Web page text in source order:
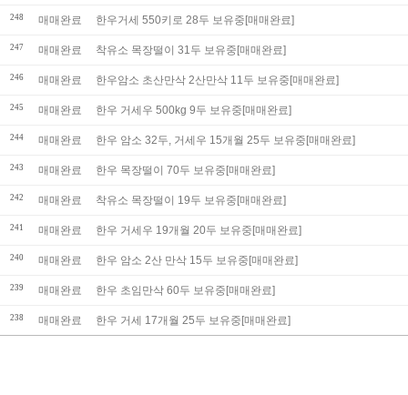
248 매매완료 한우거세 550키로 28두 보유중[매매완료]
247 매매완료 착유소 목장떨이 31두 보유중[매매완료]
246 매매완료 한우암소 초산만삭 2산만삭 11두 보유중[매매완료]
245 매매완료 한우 거세우 500kg 9두 보유중[매매완료]
244 매매완료 한우 암소 32두, 거세우 15개월 25두 보유중[매매완료]
243 매매완료 한우 목장떨이 70두 보유중[매매완료]
242 매매완료 착유소 목장떨이 19두 보유중[매매완료]
241 매매완료 한우 거세우 19개월 20두 보유중[매매완료]
240 매매완료 한우 암소 2산 만삭 15두 보유중[매매완료]
239 매매완료 한우 초임만삭 60두 보유중[매매완료]
238 매매완료 한우 거세 17개월 25두 보유중[매매완료]